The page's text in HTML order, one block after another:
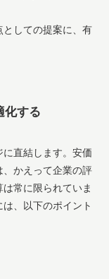
としての提案に、有
化する
に直結します。安価
かえって企業の評
常に限られていま
、以下のポイント